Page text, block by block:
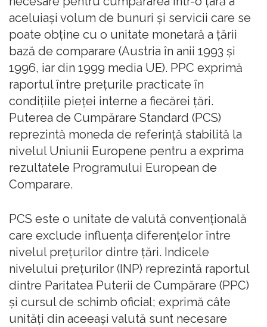
aceluiaşi volum de bunuri şi servicii care se
poate obţine cu o unitate monetară a ţării
bază de comparare (Austria în anii 1993 şi
1996, iar din 1999 media UE). PPC exprimă
raportul între preţurile practicate în
condiţiile pieţei interne a fiecărei ţări.
Puterea de Cumpărare Standard (PCS)
reprezintă moneda de referinţă stabilită la
nivelul Uniunii Europene pentru a exprima
rezultatele Programului European de
Comparare.
PCS este o unitate de valută convenţională
care exclude influenţa diferenţelor între
nivelul preţurilor dintre ţări. Indicele
nivelului preţurilor (INP) reprezintă raportul
dintre Paritatea Puterii de Cumpărare (PPC)
şi cursul de schimb oficial; exprimă câte
unităţi din aceeaşi valută sunt necesare